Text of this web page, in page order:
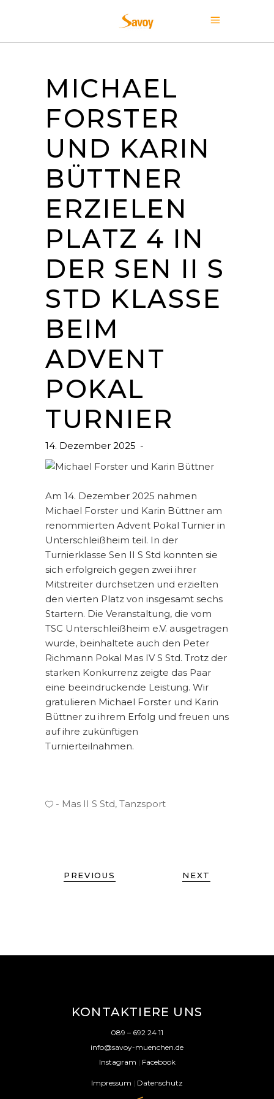
MICHAEL
FORSTER
UND KARIN
BÜTTNER
ERZIELEN
PLATZ 4 IN
DER SEN II S
STD KLASSE
BEIM
ADVENT
POKAL
TURNIER
14. Dezember 2025
Am 14. Dezember 2025 nahmen
Michael Forster und Karin Büttner am
renommierten Advent Pokal Turnier in
Unterschleißheim teil. In der
Turnierklasse Sen II S Std konnten sie
sich erfolgreich gegen zwei ihrer
Mitstreiter durchsetzen und erzielten
den vierten Platz von insgesamt sechs
Startern. Die Veranstaltung, die vom
TSC Unterschleißheim e.V. ausgetragen
wurde, beinhaltete auch den Peter
Richmann Pokal Mas IV S Std. Trotz der
starken Konkurrenz zeigte das Paar
eine beeindruckende Leistung. Wir
gratulieren Michael Forster und Karin
Büttner zu ihrem Erfolg und freuen uns
auf ihre zukünftigen
Turnierteilnahmen.
Mas II S Std, Tanzsport
PREVIOUS NEXT
KONTAKTIERE UNS
089 – 692 24 11
info@savoy-muenchen.de
Instagram | Facebook
Impressum | Datenschutz